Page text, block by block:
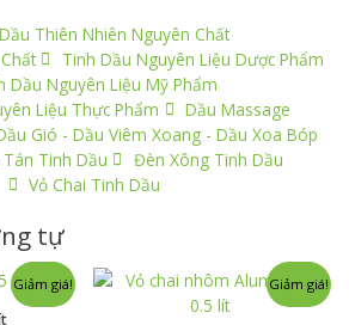
Thiên Nhiên Nguyên Chất
Tinh Dầu Nguyên Liệu Dược Phẩm
Dầu Nguyên Liệu Mỹ Phẩm
Liệu Thực Phẩm
Dầu Massage
Gió - Dầu Viêm Xoang - Dầu Xoa Bóp
Tinh Dầu
Đèn Xông Tinh Dầu
Vỏ Chai Tinh Dầu
tự
Giảm giá! Giảm giá!